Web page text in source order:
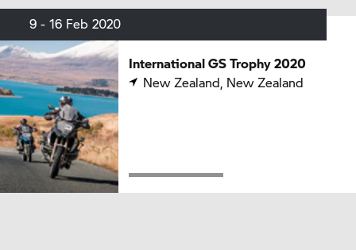
9 - 16 Feb 2020
InternationalGS Trophy2020
New Zealand, New Zealand